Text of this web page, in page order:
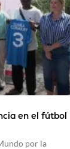
en el fútbol
por la